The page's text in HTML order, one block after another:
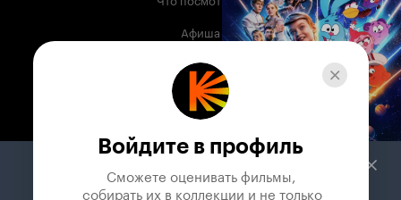
Афиша
Музыка
Телепрограмма
Служба поддержки
Войдите в профиль
Сможете оценивать фильмы,
собирать их в коллекции и не только